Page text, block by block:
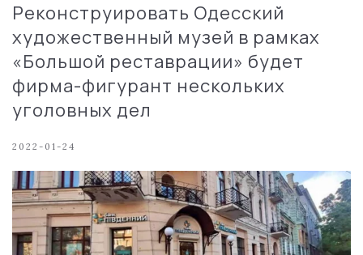
Реконструировать Одесский
художественный музей в рамках
«Большой реставрации» будет
фирма-фигурант нескольких
уголовных дел
2022-01-24